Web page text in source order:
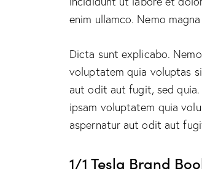
enim ullamco. Nemo
Dicta sunt explicabo.
voluptatem quia voluptas
aut odit aut fugit, sed quia.
ipsam voluptatem quia
aspernatur aut odit aut
1/1 Tesla Brand